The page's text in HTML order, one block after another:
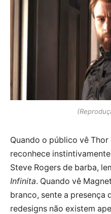
Quando o público vê
reconhece
Steve Rogers de barba,
Infinita. Quando vê
branco, sente a presença
redesigns não existem